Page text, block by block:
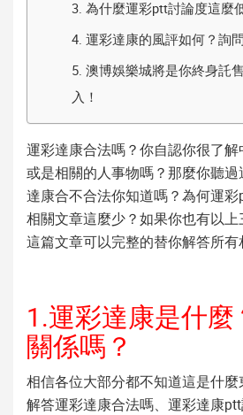
3. 為什麼運彩ptt討論度這麼
4. 運彩達康的風評如何？詢
5. 澳博娛樂城將是你終身託
入！
運彩達康合法嗎？你自認你很了解
或是相關的人事物嗎？那麼你聽過
達康合不合法你知道嗎？為何運彩
相關文章這麼少？如果你也有以
這篇文章可以完整的替你解答所有
1.運彩達康是什
關係嗎？
相信各位大部分都不知道這是什
解答運彩達康合法嗎、運彩達康